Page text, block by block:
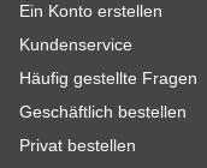
Ein Konto erstellen
Kundenservice
Häufig gestellte Fragen
Geschäftlich bestellen
Privat bestellen